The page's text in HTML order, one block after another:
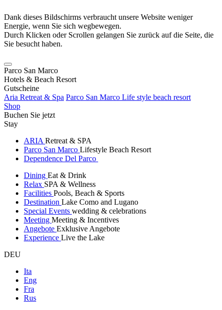
Dank dieses Bildschirms verbraucht unsere Website weniger
Energie, wenn Sie sich wegbewegen.
Durch Klicken oder Scrollen gelangen Sie zurück auf die Seite, die
Sie besucht haben.
Parco San Marco
Hotels & Beach Resort
Gutscheine
Aria Retreat & Spa Parco San Marco Life style beach resort
Shop
Buchen Sie jetzt
Stay
ARIA Retreat & SPA
Parco San Marco Lifestyle Beach Resort
Dependence Del Parco
Dining Eat & Drink
Relax SPA & Wellness
Facilities Pools, Beach & Sports
Destination Lake Como and Lugano
Special Events wedding & celebrations
Meeting Meeting & Incentives
Angebote Exklusive Angebote
Experience Live the Lake
DEU
Ita
Eng
Fra
Rus